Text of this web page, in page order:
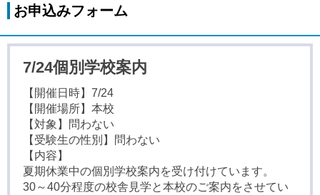
お申込みフォーム
7/24個別学校案内
【開催日時】7/24
【開催場所】本校
【対象】問わない
【受験生の性別】問わない
【内容】
夏期休業中の個別学校案内を受け付けています。
30～40分程度の校舎見学と本校のご案内をさせてい